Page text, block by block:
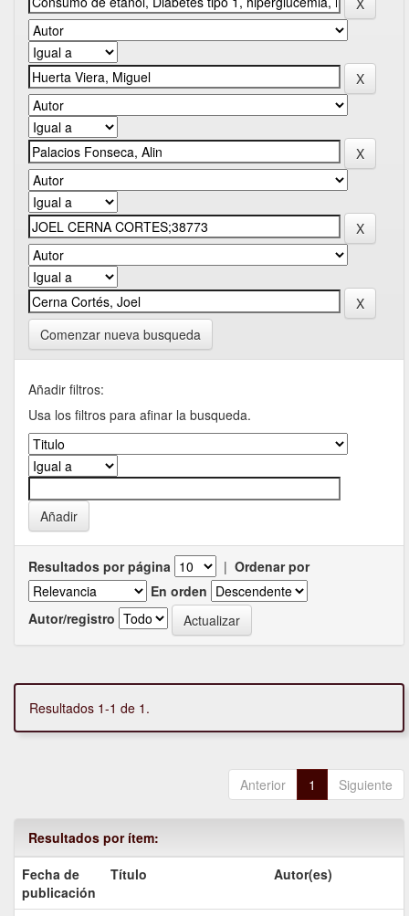
Comenzar nueva busqueda
Añadir filtros:
Usa los filtros para afinar la busqueda.
Resultados por página | Ordenar por
En orden
Autor/registro
Resultados 1-1 de 1.
Anterior 1 Siguiente
Resultados por ítem:
Fecha de
publicación
Título Autor(es)